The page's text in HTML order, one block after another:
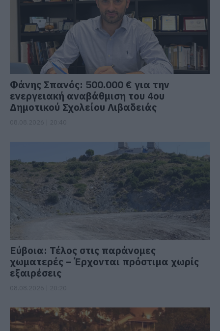
Φάνης Σπανός: 500.000 € για την
ενεργειακή αναβάθμιση του 4ου
Δημοτικού Σχολείου Λιβαδειάς
Εύβοια: Τέλος στις παράνομες
χωματερές – Έρχονται πρόστιμα χωρίς
εξαιρέσεις